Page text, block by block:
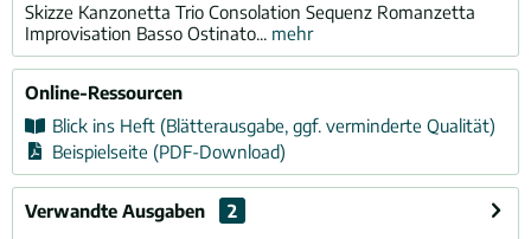
Skizze Kanzonetta Trio Consolation Sequenz Romanzetta
Improvisation Basso Ostinato... mehr
Online-Ressourcen
Blick ins Heft (Blätterausgabe, ggf. verminderte Qualität)
Beispielseite (PDF-Download)
Verwandte Ausgaben 2